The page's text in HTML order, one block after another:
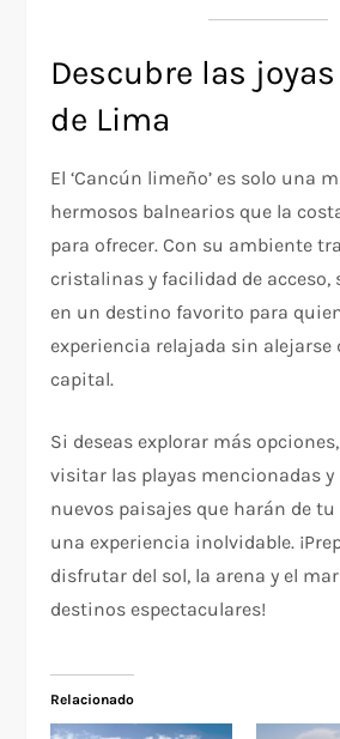
Descubre las
de Lima
El ‘Cancún limeño’ es solo una
hermosos balnearios que la
para ofrecer. Con su ambiente
cristalinas y facilidad de acceso,
en un destino favorito para
experiencia relajada sin alejarse
capital.
Si deseas explorar más
visitar las playas mencionadas
nuevos paisajes que harán de tu
una experiencia inolvidable.
disfrutar del sol, la arena y el
destinos espectaculares!
Relacionado